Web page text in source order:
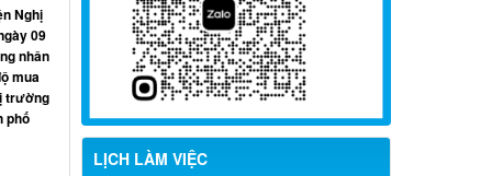
LỊCH LÀM VIỆC
Từ ngày 27/7/2026 đến ngày
02/8/2026
Từ ngày 20/7/2026 đến ngày
26/7/2026
Từ ngày 13/7/2026 đến ngày
18/7/2026
Nghị
09
nhân
mua
trường
phố